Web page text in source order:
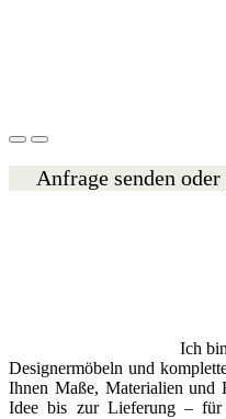
Anfrage senden
Ich
Designermöbeln und
Ihnen Maße, Materialien und
Idee bis zur Lieferung –